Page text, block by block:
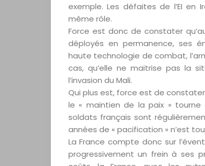
Accueil
A
Propos
Editorial
Actualités
Magazine
exemple. Les défaites de l’EI en
même rôle.
Force est donc de constater
déployés en permanence, ses
haute technologie de combat,
cas, qu’elle ne maitrise pas la
l’invasion du Mali.
Qui plus est, force est de
le « maintien de la paix » tourne
soldats français sont
années de « pacification » n’est
La France compte donc sur
progressivement un frein à ses